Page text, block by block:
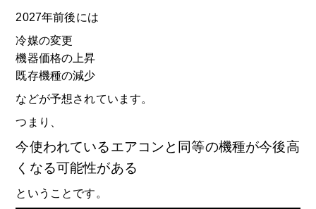
2027年前後には
冷媒の変更
機器価格の上昇
既存機種の減少
などが予想されています。
つまり、
今使われているエアコンと同等の機種が今後高
くなる可能性がある
ということです。